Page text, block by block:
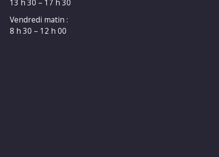
13 h 30 – 17 h 30
Vendredi matin :
8 h 30 – 12 h 00